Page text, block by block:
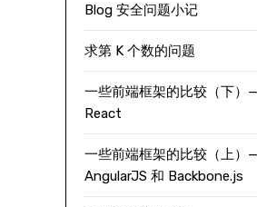
Blog 安全问题小记
求第 K 个数的问题
一些前端框架的比较（下）
React
一些前端框架的比较（上）
AngularJS 和 Backbone.js